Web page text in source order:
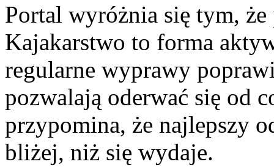
Portal wyróżnia się tym,
Kajakarstwo to forma
regularne wyprawy
pozwalają oderwać się od
przypomina, że najlepszy
bliżej, niż się wydaje.